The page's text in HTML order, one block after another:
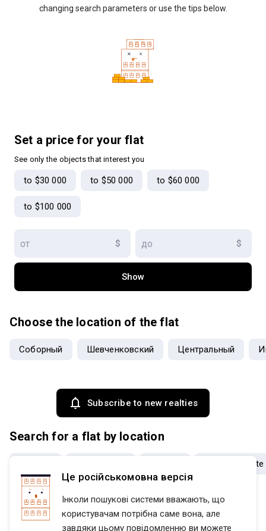
changing search parameters or use the tips below.
Set a price for your flat
See only the objects that interest you
to $30 000 to $50 000 to $60 000
to $100 000
$ $
Show
Choose the location of the flat
Соборный Шевченковский Центральный
Subscribe to new realties
Search for a flat by location
housing estate
Flatfy
Це російськомовна версія
Інколи пошукові системи вважають, що
користувачам потрібна саме вона, але
завдяки цьому повідомленню ви можете